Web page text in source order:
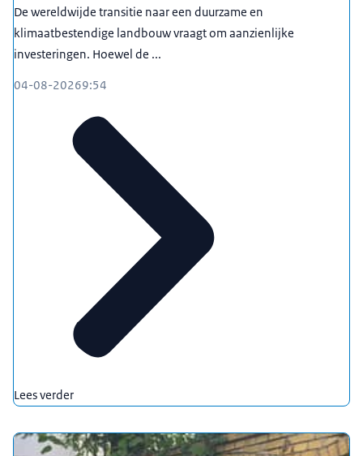
De wereldwijde transitie naar een duurzame en
klimaatbestendige landbouw vraagt om aanzienlijke
investeringen. Hoewel de ...
04-08-20269:54
Lees verder